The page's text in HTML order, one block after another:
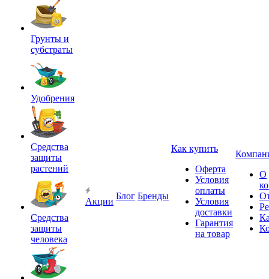
Грунты и
субстраты
Удобрения
Средства
защиты
растений
Средства
защиты
человека
Акции
Блог Бренды
Как купить
Оферта
Условия
оплаты
Условия
доставки
Гарантия
на товар
О